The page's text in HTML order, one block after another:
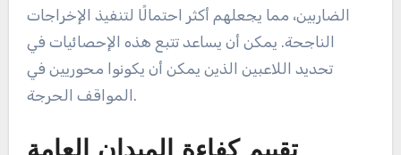
تقييم الإخراجات وتأثيرها على
المباريات
تعتبر الإخراجات إحصائية حاسمة أخرى تعكس وعي
الإخراج الناجح إلى تغيير زخم المباراة، وغالبًا ما تؤدي إلى